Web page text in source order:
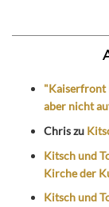
"Kaiserfront
aber nicht
Chriszu
Kitsch und
Kirche der
Kitsch und